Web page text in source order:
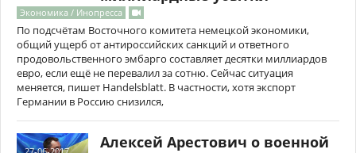
Экономика / Инопресса
По подсчётам Восточного комитета немецкой экономики,
общий ущерб от антироссийских санкций и ответного
продовольственного эмбарго составляет десятки миллиардов
евро, если ещё не перевалил за сотню. Сейчас ситуация
меняется, пишет Handelsblatt. В частности, хотя экспорт
Германии в Россию снизился,
Алексей Арестович о военной